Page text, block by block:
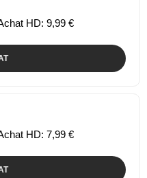
HD: 9,99 €
HD: 7,99 €